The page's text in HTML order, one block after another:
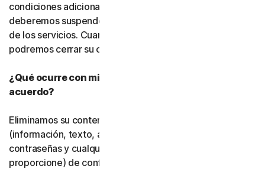
condiciones adicionales que resulten aplicables,
deberemos suspender o finalizar su uso del software o
de los servicios. Cuando finalicemos dicho uso, también
podremos cerrar su cuenta.
¿Qué ocurre con mis datos una vez que finaliza este
acuerdo?
Eliminamos su contenido almacenado o respaldado
(información, texto, archivos, vínculos, imágenes,
contraseñas y cualquier otro material que nos
proporcione) de conformidad con nuestras políticas